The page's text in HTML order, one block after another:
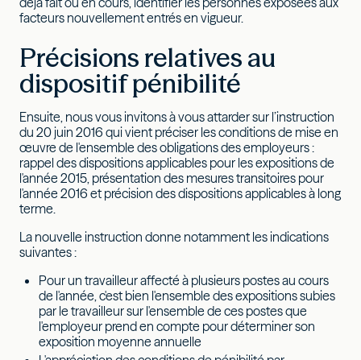
facteurs nouvellement entrés en vigueur.
Précisions relatives au
dispositif pénibilité
Ensuite, nous vous invitons à vous attarder sur l’instruction
du 20 juin 2016 qui vient préciser les conditions de mise en
œuvre de l'ensemble des obligations des employeurs :
rappel des dispositions applicables pour les expositions de
l'année 2015, présentation des mesures transitoires pour
l'année 2016 et précision des dispositions applicables à long
terme.
La nouvelle instruction donne notamment les indications
suivantes :
Pour un travailleur affecté à plusieurs postes au cours
de l'année, c'est bien l'ensemble des expositions subies
par le travailleur sur l'ensemble de ces postes que
l'employeur prend en compte pour déterminer son
exposition moyenne annuelle